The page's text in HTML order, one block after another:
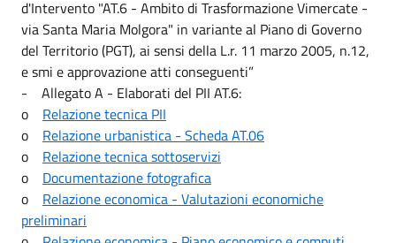
d'Intervento "AT.6 - Ambito di Trasformazione Vimercate -
via Santa Maria Molgora" in variante al Piano di Governo
del Territorio (PGT), ai sensi della L.r. 11 marzo 2005, n.12,
e smi e approvazione atti conseguenti”
- Allegato A - Elaborati del PII AT.6:
o Relazione tecnica PII
o Relazione urbanistica - Scheda AT.06
o Relazione tecnica sottoservizi
o Documentazione fotografica
o Relazione economica - Valutazioni economiche
preliminari